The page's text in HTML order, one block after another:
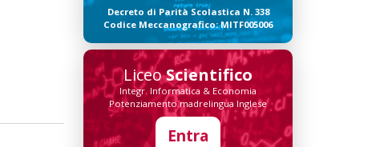
Decreto di Parità Scolastica N. 338
Codice Meccanografico: MITF005006
LiceoScientifico
Integr. Informatica & Economia
Potenziamento madrelingua Inglese
Entra